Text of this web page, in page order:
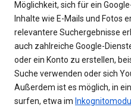
Möglichkeit, sich für ein
Inhalte wie E-Mails und Fotos
relevantere Suchergebnisse
auch zahlreiche Google-
oder ein Konto zu erstellen,
Suche verwenden oder sich
Außerdem ist es möglich, in
surfen, etwa im